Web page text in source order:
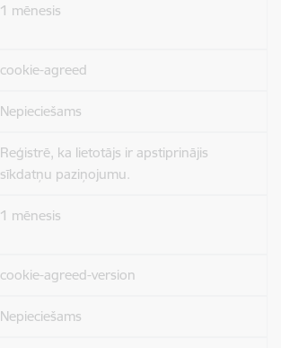
1 mēnesis
cookie-agreed
Nepieciešams
Reģistrē, ka lietotājs ir apstiprinājis
sīkdatņu paziņojumu.
1 mēnesis
cookie-agreed-version
Nepieciešams